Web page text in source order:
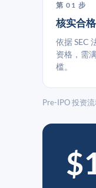
第 01 步
核实合
依据 SEC
资格，需
槛。
Pre-IPO 投资